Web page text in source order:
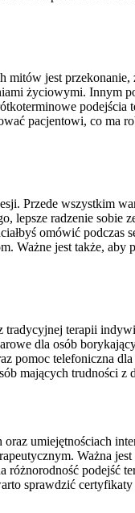
mitów jest
życiowymi. Innym
podejścia
pacjentowi, co ma
Przede wszystkim
lepsze radzenie sobie
omówić podczas
Ważne jest także, aby
terapii
dla osób
pomoc telefoniczna
mających trudności z
umiejętnościach
Ważna jest
podejść
sprawdzić certyfikaty